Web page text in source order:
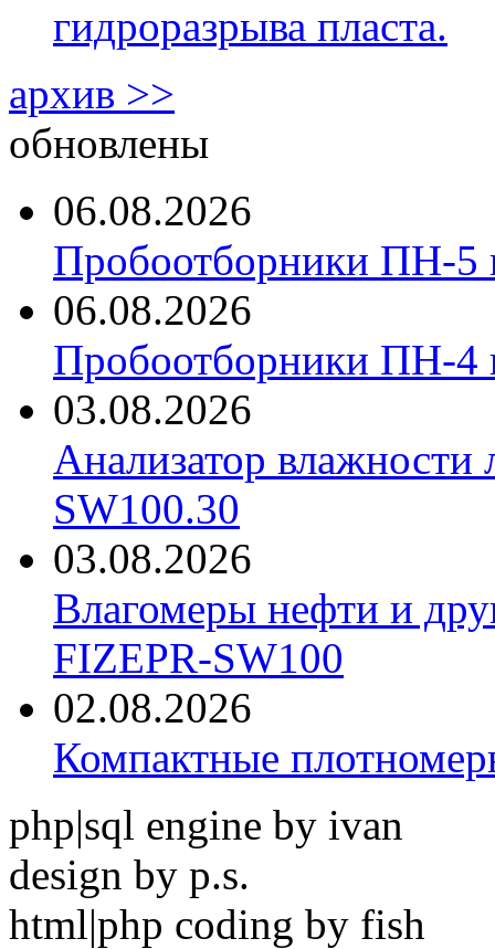
гидроразрыва пласта.
архив >>
обновлены
06.08.2026
Пробоотборники ПН-
06.08.2026
Пробоотборники ПН-
03.08.2026
Анализатор
SW100.30
03.08.2026
Влагомеры нефти и
FIZEPR-SW100
02.08.2026
Компактные
php|sql engine by ivan
design by p.s.
html|php coding by fish